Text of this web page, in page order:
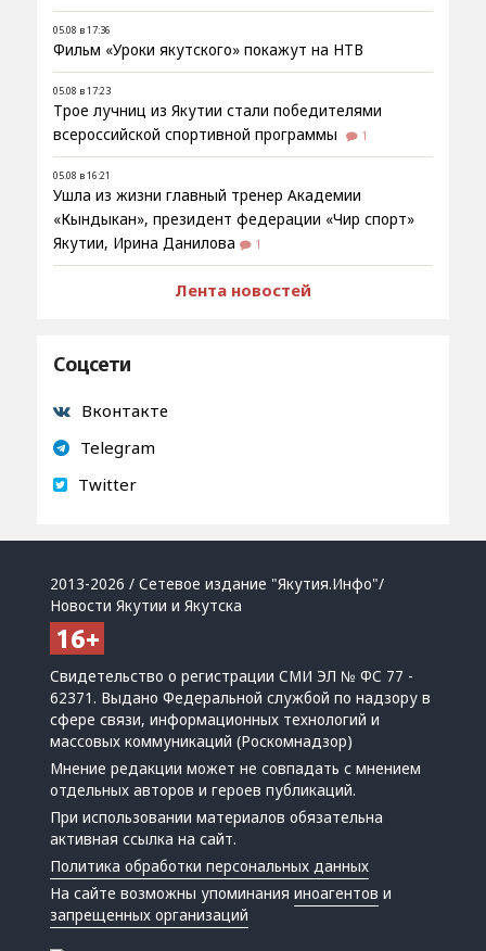
05.08 в 17:36
Фильм «Уроки якутского» покажут на НТВ
05.08 в 17:23
Трое лучниц из Якутии стали победителями
всероссийской спортивной программы
1
05.08 в 16:21
Ушла из жизни главный тренер Академии
«Кындыкан», президент федерации «Чир спорт»
Якутии, Ирина Данилова
1
Лента новостей
Соцсети
Вконтакте
Telegram
Twitter
2013-2026 / Сетевое издание "Якутия.Инфо"/
Новости Якутии и Якутска
Свидетельство о регистрации СМИ ЭЛ № ФС 77 -
62371. Выдано Федеральной службой по надзору в
сфере связи, информационных технологий и
массовых коммуникаций (Роскомнадзор)
Мнение редакции может не совпадать с мнением
отдельных авторов и героев публикаций.
При использовании материалов обязательна
активная ссылка на сайт.
Политика обработки персональных данных
На сайте возможны упоминанияиноагентов и
запрещенных организаций